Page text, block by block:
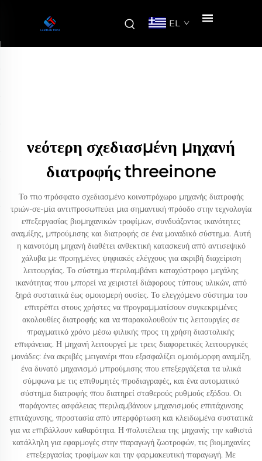
EL
νεότερη σχεδιασμένη μηχανή
διατροφής threeinone
Το πιο πρόσφατο σχεδιασμένο κοινοπρόχωρο μηχανής διατροφής
τριών-σε-μία αντιπροσωπεύει μια σημαντική πρόοδο στην τεχνολογία
επεξεργασίας βιομηχανικών τροφίμων, συνδυάζοντας ικανότητες
αναμίξης, μπρούμισης και διατροφής σε ένα μοναδικό σύστημα. Αυτή
η καινοτόμη μηχανή διαθέτει ανθεκτική κατασκευή από αντισεψικό
χάλυβα με προηγμένες ψηφιακές ελέγχους για ακριβή διαχείριση
λειτουργίας. Το σύστημα περιλαμβάνει καταχύστροφο μεγάλης
ικανότητας που μπορεί να χειριστεί διάφορους τύπους υλικών, από
ξηρά συστατικά έως ομοιομερή ουσίες. Το ελεγχόμενο σύστημα του
επιτρέπει στους χρήστες να προγραμματίσουν συγκεκριμένες
ακολουθίες διατροφής και να παρακολουθούν τις λειτουργίες σε
πραγματικό χρόνο μέσω φιλικής προς τη χρήση διαστολικής
επιφάνειας. Η μηχανή λειτουργεί με τρεις διαφορετικές λειτουργικές
μονάδες: ένα ακριβές μειγανέρι που εξασφαλίζει ομοιόμορφη αναμίξη,
ένα δυνατό μηχανισμό μπρούμισης που επεξεργάζεται τα υλικά
σύμφωνα με τις επιθυμητές προδιαγραφές, και ένα αυτοματικό
σύστημα διατροφής που διατηρεί σταθερούς ρυθμούς εξόδου. Οι
παράγοντες ασφάλειας περιλαμβάνουν μηχανισμούς επιτάχυνσης
επιτάχυνσης, προστασία από υπερφόρτωση και κλειδωμένα συστατικά
για να επιβάλλουν καθαρότητα. Η πολυτέλεια της μηχανής την καθιστά
κατάλληλη για εφαρμογές στην παραγωγή ζωοτροφών, τις βιομηχανίες
επεξεργασίας τροφίμων και την φαρμακευτική παραγωγή. Με